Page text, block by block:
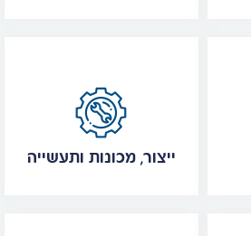
ייצור, מכונות ותעשייה